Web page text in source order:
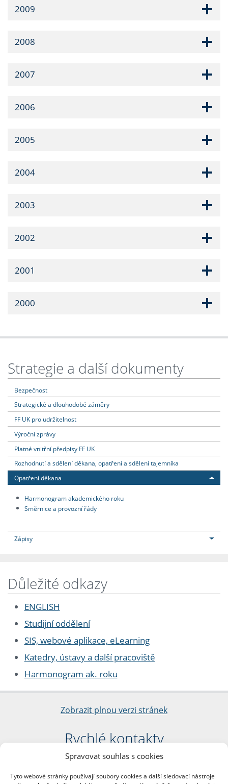
Spravovat souhlas s cookies
Tyto webové stránky používají soubory cookies a další sledovací nástroje
2009
2008
2007
2006
2005
2004
2003
2002
2001
2000
Strategie a další dokumenty
Bezpečnost
Strategické a dlouhodobé záměry
FF UK pro udržitelnost
Výroční zprávy
Platné vnitřní předpisy FF UK
Rozhodnutí a sdělení děkana, opatření a sdělení tajemníka
Opatření děkana
Harmonogram akademického roku
Směrnice a provozní řády
Zápisy
Důležité odkazy
ENGLISH
Studijní oddělení
SIS, webové aplikace, eLearning
Katedry, ústavy a další pracoviště
Harmonogram ak. roku
Zobrazit plnou verzi stránek
Rychlé kontakty
Filozofická fakulta
nám. Jana Palacha 1/2